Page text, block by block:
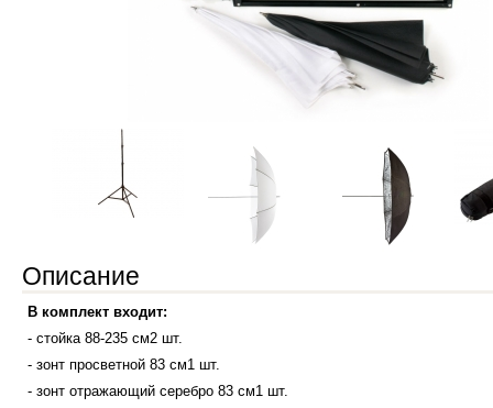
Описание
В комплект входит:
- стойка 88-235 см2 шт.
- зонт просветной 83 см1 шт.
- зонт отражающий серебро 83 см1 шт.